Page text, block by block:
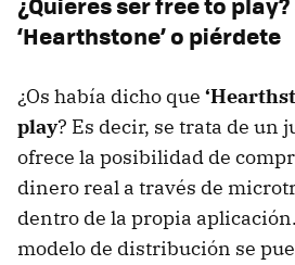
‘Hearthstone’ o piérdete
¿Os había dicho que
play? Es decir, se trata de un
ofrece la posibilidad de
dinero real a través de
dentro de la propia
modelo de distribución se